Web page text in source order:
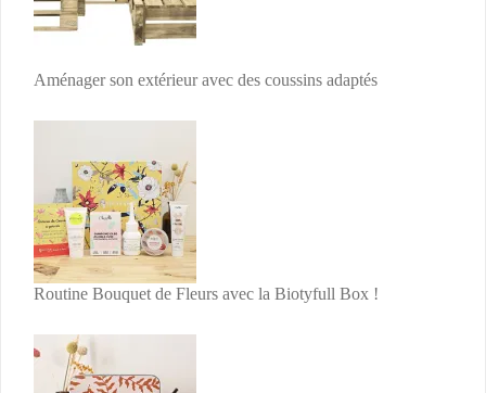
Aménager son extérieur avec des coussins adaptés
Routine Bouquet de Fleurs avec la Biotyfull Box !